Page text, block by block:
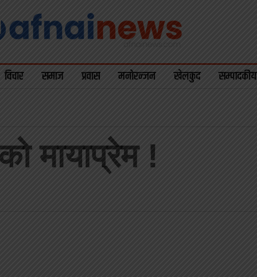
विचार समाज प्रवास मनोरन्जन खेलकुद सम्पादकीय
मायाप्रेम !